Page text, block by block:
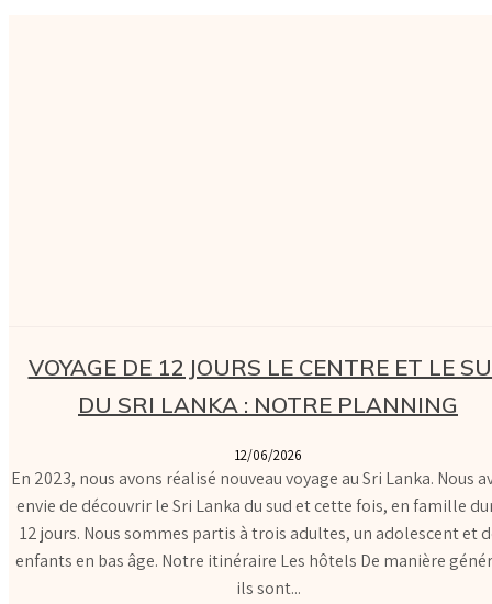
VOYAGE DE 12 JOURS LE CENTRE ET LE
DU SRI LANKA : NOTRE PLANNING
12/06/2026
En 2023, nous avons réalisé nouveau voyage au Sri Lanka. Nous
envie de découvrir le Sri Lanka du sud et cette fois, en famille
12 jours. Nous sommes partis à trois adultes, un adolescent et
enfants en bas âge. Notre itinéraire Les hôtels De manière générale,
ils sont...